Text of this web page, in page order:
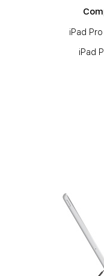
iPad
iPad